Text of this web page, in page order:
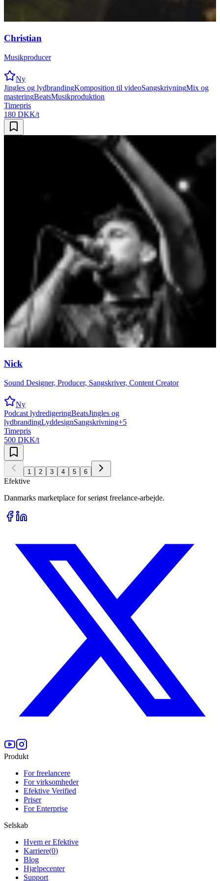
Christian
Musikproducer
Ny
Jingles og lydbrandingKomposition til videoSangskrivningMix og
masteringBeatsMusikproduktion
Timepris
180 DKK/t
Nick
Sound Designer, Producer, Sangskriver, Content Creator
Ny
Podcast lydredigeringBeatsJingles og
lydbrandingLyddesignSangskrivning+5
Timepris
500 DKK/t
1 2 3 4 5 6
Efektive
Danmarks marketplace for seriøst freelance-arbejde.
Produkt
For freelancere
For virksomheder
Efektive Verified
Priser
For Enterprise
Selskab
Hvem er Efektive
Karriere(0)
Blog
Hjælpecenter
Support